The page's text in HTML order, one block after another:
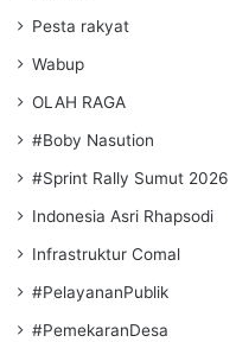
Pesta rakyat
Wabup
OLAH RAGA
#Boby Nasution
#Sprint Rally Sumut 2026
Indonesia Asri Rhapsodi
Infrastruktur Comal
#PelayananPublik
#PemekaranDesa